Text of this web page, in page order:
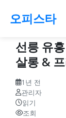
오피스타
선릉 유
살롱 &
1년 전
관리자
읽기
조회